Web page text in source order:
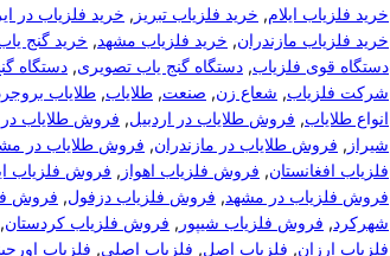
خرید فلزیاب ایلام, خرید فلزیاب تبریز , خرید فلزیاب در
خرید فلزیاب مازندران, خرید فلزیاب مشهد, خرید گنج
دستگاه قوی فلزیاب, دستگاه گنج یاب تصویری, دستگاه
شرکت فلزیاب, شعاع زن, صنعت, طلایاب, طلایاب
انواع طلایاب, فروش طلایاب در اردبیل, فروش طلایاب در
شیراز , فروش طلایاب در مازندران, فروش طلایاب در
فلزیاب افغانستان, فروش فلزیاب اهواز , فروش فلزیاب
فروش فلزیاب در مشهد, فروش فلزیاب دزفول, فروش
شهرکرد, فروش فلزیاب شیپور , فروش فلزیاب کردستان,
فلزیاب ارزان, فلزیاب اصل, فلزیاب اصلی, فلزیاب